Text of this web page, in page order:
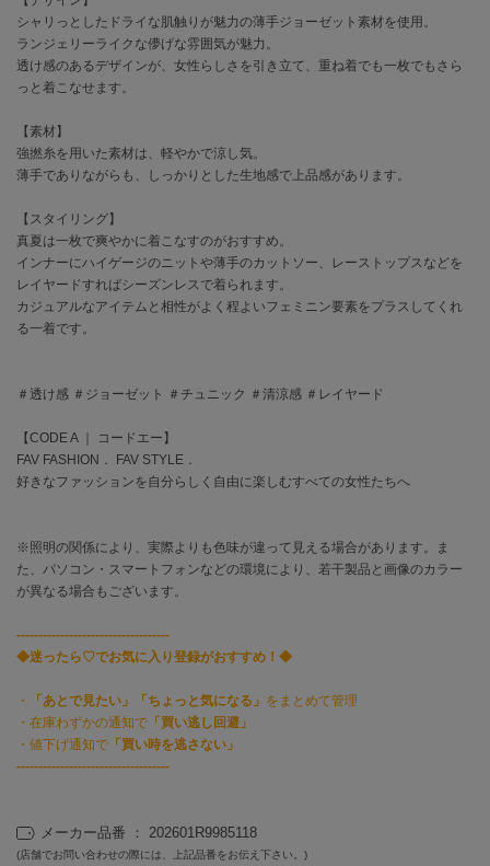
クラークス
コードエー
コール ハーン
CONVERSE
DANSKIN
ダンスキン
エイミー イストワール
emmi
エミ
emmi yoga
エミヨガ
アイ
FRAY I.D
シャリっとしたドライな肌触りが魅力の薄手ジョーゼット素材を使用。
ランジェリーライクな儚げな雰囲気が魅力。
透け感のあるデザインが、女性らしさを引き立て、重ね着でも一枚でもさら
っと着こなせます。
【素材】
強撚糸を用いた素材は、軽やかで涼し気。
薄手でありながらも、しっかりとした生地感で上品感があります。
【スタイリング】
真夏は一枚で爽やかに着こなすのがおすすめ。
インナーにハイゲージのニットや薄手のカットソー、レーストップスなどを
レイヤードすればシーズンレスで着られます。
カジュアルなアイテムと相性がよく程よいフェミニン要素をプラスしてくれ
る一着です。
＃透け感 ＃ジョーゼット ＃チュニック ＃清涼感 ＃レイヤード
【CODE A ｜ コードエー】
FAV FASHION． FAV STYLE．
好きなファッションを自分らしく自由に楽しむすべての女性たちへ
※照明の関係により、実際よりも色味が違って見える場合があります。ま
た、パソコン・スマートフォンなどの環境により、若干製品と画像のカラー
が異なる場合もございます。
-----------------------------------
◆迷ったら♡でお気に入り登録がおすすめ！◆
・ 「あとで見たい」「ちょっと気になる」 をまとめて管理
・在庫わずかの通知で 「買い逃し回避」
・値下げ通知で 「買い時を逃さない」
-----------------------------------
メーカー品番 ： 202601R9985118
(店舗でお問い合わせの際には、上記品番をお伝え下さい。)